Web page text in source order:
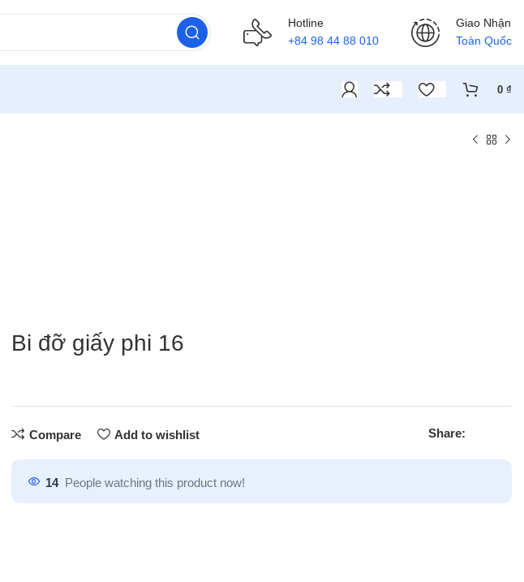
Hotline
+84 98 44 88 010
Giao Nhận
Toàn Quốc
0 ₫
Bi đỡ giấy phi 16
Compare Add to wishlist Share:
14 People watching this product now!